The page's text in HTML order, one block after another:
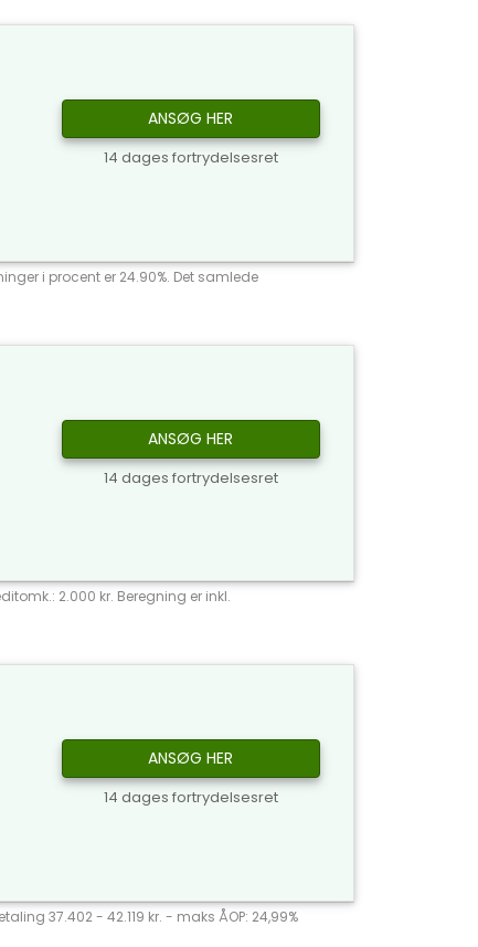
ANSØG HER
14 dages fortrydelsesret
i procent er 24.90%. Det samlede
ANSØG HER
14 dages fortrydelsesret
2.000 kr. Beregning er inkl.
ANSØG HER
14 dages fortrydelsesret
37.402 - 42.119 kr. - maks ÅOP: 24,99%